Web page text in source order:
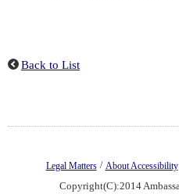
Back to List
Legal Matters / About Accessibility
Copyright(C):2014